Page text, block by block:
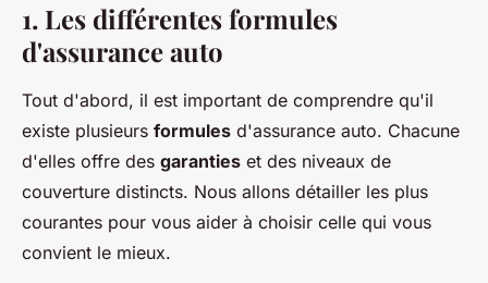
1. Les différentes formules
d'assurance auto
Tout d'abord, il est important de comprendre qu'il
existe plusieurs formules d'assurance auto. Chacune
d'elles offre des garanties et des niveaux de
couverture distincts. Nous allons détailler les plus
courantes pour vous aider à choisir celle qui vous
convient le mieux.